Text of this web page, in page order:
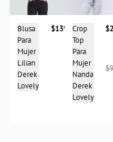
Lavar a mano cuidadosamente
remojo y no retorcer
Composición:
63% Poliéster
33% Nylon
4% Spandex
Blusa
Para
Mujer
Lilian
Derek
Lovely
$139.900
Crop
Top
Para
Mujer
Nanda
Derek
Lovely